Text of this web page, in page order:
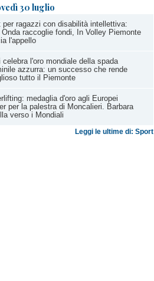
30 luglio
per ragazzi con disabilità intellettiva:
Onda raccoglie fondi, In Volley Piemonte
l'appello
celebra l'oro mondiale della spada
azzurra: un successo che rende
tutto il Piemonte
medaglia d'oro agli Europei
per la palestra di Moncalieri. Barbara
verso i Mondiali
Leggi le ultime di: Sport